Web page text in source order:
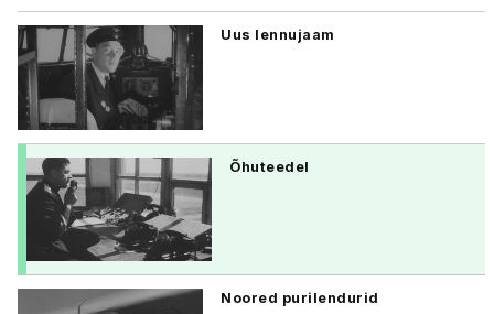
Uus lennujaam
Õhuteedel
Noored purilendurid